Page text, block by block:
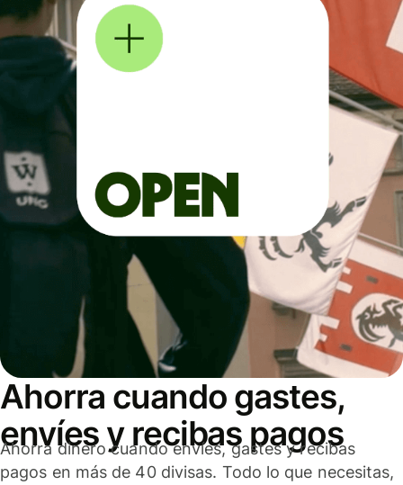
Ahorra cuando gastes,
envíes y recibas pagos
Ahorra dinero cuando envíes, gastes y recibas
pagos en más de 40 divisas. Todo lo que necesitas,